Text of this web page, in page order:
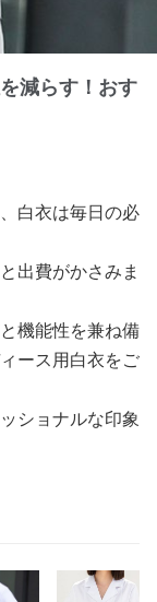
減らす！おす
白衣は毎日の必
出費がかさみま
機能性を兼ね備
ース用白衣をご
ショナルな印象